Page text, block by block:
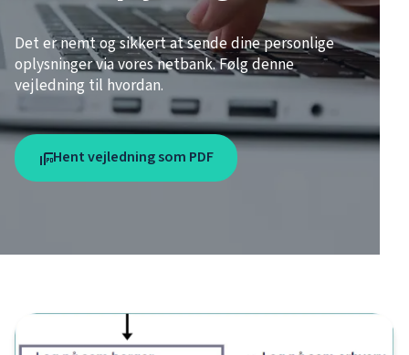
Det er nemt og sikkert at sende dine personlige
oplysninger via vores netbank. Følg denne
vejledning til hvordan.
Hent vejledning som PDF